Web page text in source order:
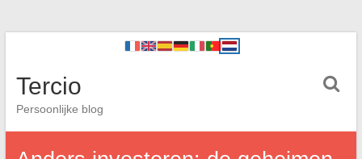
Tercio
Persoonlijke blog